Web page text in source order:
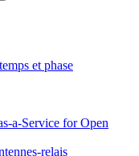
et phase
a-Service for Open
relais